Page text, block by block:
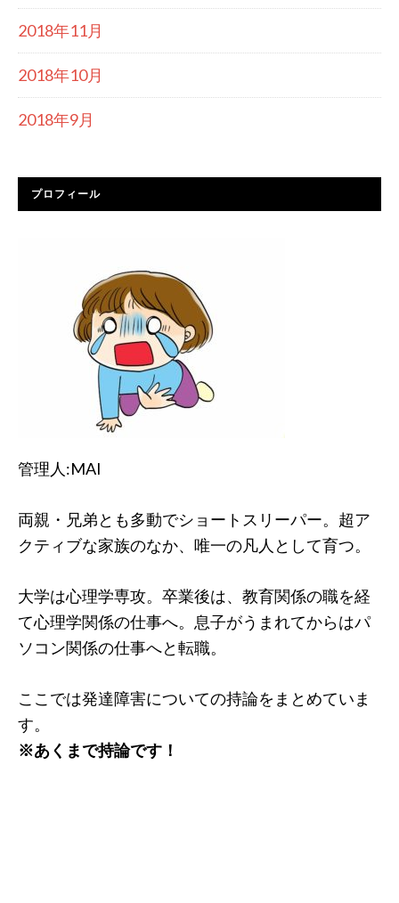
2018年11月
2018年10月
2018年9月
プロフィール
管理人:MAI
両親・兄弟とも多動でショートスリーパー。超ア
クティブな家族のなか、唯一の凡人として育つ。
大学は心理学専攻。卒業後は、教育関係の職を経
て心理学関係の仕事へ。息子がうまれてからはパ
ソコン関係の仕事へと転職。
ここでは発達障害についての持論をまとめていま
す。
※あくまで持論です！